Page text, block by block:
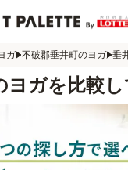
ガ 不破郡垂井町のヨガ 垂
ヨガを比較